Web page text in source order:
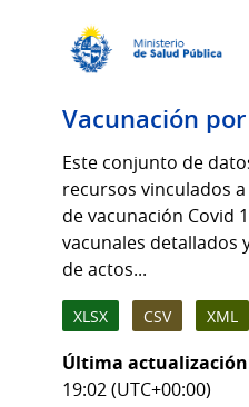
Vacunación
Este conjunto de
recursos vinculados
de vacunación Covid
vacunales detallados
de actos...
XLSX CSV XML
Última
19:02 (UTC+00:00)